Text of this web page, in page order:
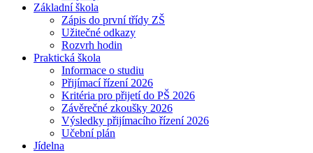
Základní škola
Zápis do první třídy ZŠ
Užitečné odkazy
Rozvrh hodin
Praktická škola
Informace o studiu
Přijímací řízení 2026
Kritéria pro přijetí do PŠ 2026
Závěrečné zkoušky 2026
Výsledky přijímacího řízení 2026
Učební plán
Jídelna